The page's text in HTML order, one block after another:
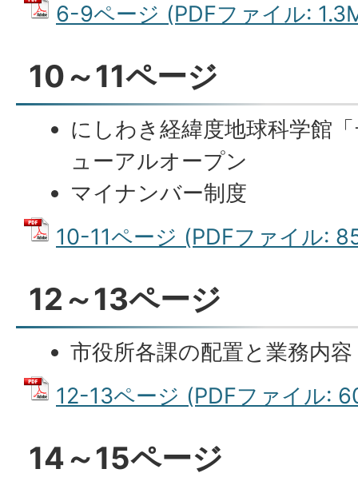
6-9ページ (PDFファイル:
10～11ページ
にしわき経緯度地球科学館
ューアルオープン
マイナンバー制度
10-11ページ (PDFファイル:
12～13ページ
市役所各課の配置と業務内容
12-13ページ (PDFファイル:
14～15ページ